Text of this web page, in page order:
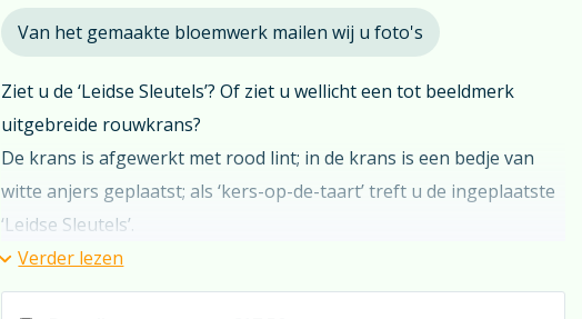
Van het gemaakte bloemwerk mailen wij u foto's
Ziet u de ‘Leidse Sleutels’? Of ziet u wellicht een tot beeldmerk
uitgebreide rouwkrans?
De krans is afgewerkt met rood lint; in de krans is een bedje van
witte anjers geplaatst; als ‘kers-op-de-taart’ treft u de ingeplaatste
‘Leidse Sleutels’.
Heeft u andere ideeën over een opgemaakt bloemenlogo? Bel ons
Verder lezen